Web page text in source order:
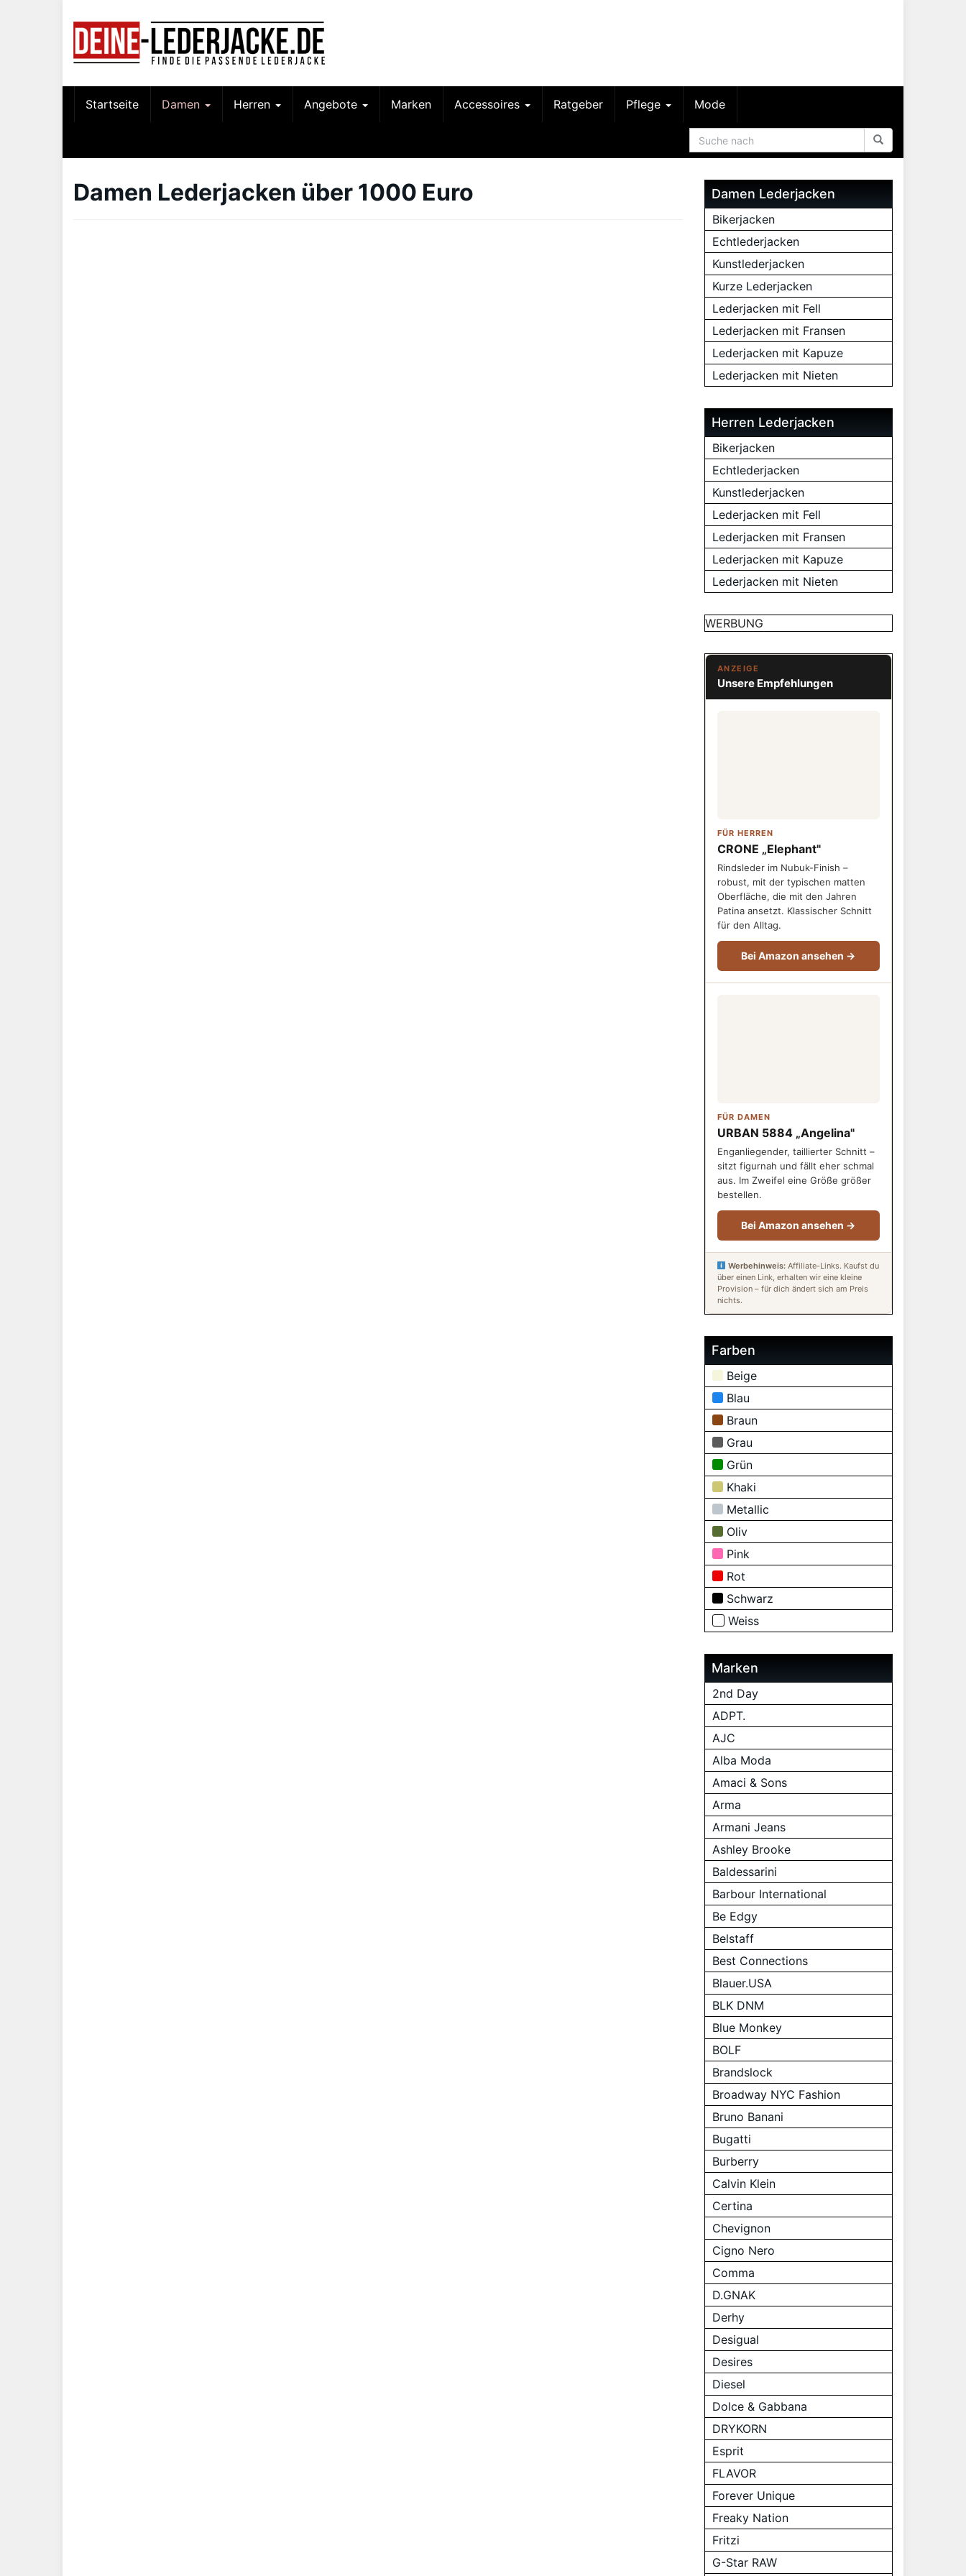
Startseite Damen Herren Angebote Marken Accessoires Ratgeber Pflege Mode
Damen Lederjacken über 1000 Euro Damen Lederjacken
Bikerjacken
Echtlederjacken
Kunstlederjacken
Kurze Lederjacken
Lederjacken mit Fell
Lederjacken mit Fransen
Lederjacken mit Kapuze
Lederjacken mit Nieten
Herren Lederjacken
Bikerjacken
Echtlederjacken
Kunstlederjacken
Lederjacken mit Fell
Lederjacken mit Fransen
Lederjacken mit Kapuze
Lederjacken mit Nieten
WERBUNG
ANZEIGE
Unsere Empfehlungen
FÜR HERREN
CRONE „Elephant"
Rindsleder im Nubuk-Finish –
robust, mit der typischen matten
Oberfläche, die mit den Jahren
Patina ansetzt. Klassischer Schnitt
für den Alltag.
Bei Amazon ansehen →
FÜR DAMEN
URBAN 5884 „Angelina"
Enganliegender, taillierter Schnitt –
sitzt figurnah und fällt eher schmal
aus. Im Zweifel eine Größe größer
bestellen.
Bei Amazon ansehen →
Werbehinweis: Affiliate-Links. Kaufst du
über einen Link, erhalten wir eine kleine
Provision – für dich ändert sich am Preis
nichts.
Farben
Beige
Blau
Braun
Grau
Grün
Khaki
Metallic
Oliv
Pink
Rot
Schwarz
Weiss
Marken
2nd Day
ADPT.
AJC
Alba Moda
Amaci & Sons
Arma
Armani Jeans
Ashley Brooke
Baldessarini
Barbour International
Be Edgy
Belstaff
Best Connections
Blauer.USA
BLK DNM
Blue Monkey
BOLF
Brandslock
Broadway NYC Fashion
Bruno Banani
Bugatti
Burberry
Calvin Klein
Certina
Chevignon
Cigno Nero
Comma
D.GNAK
Derhy
Desigual
Desires
Diesel
Dolce & Gabbana
DRYKORN
Esprit
FLAVOR
Forever Unique
Freaky Nation
Fritzi
G-Star RAW